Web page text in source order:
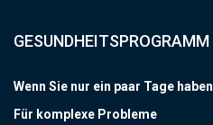
GESUNDHEITSPROGRAMM
Wenn Sie nur ein paar Tage haben
Für komplexe Probleme